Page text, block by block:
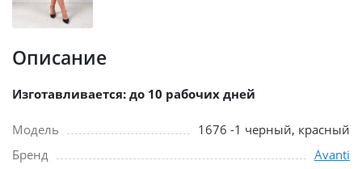
Описание
Изготавливается: до 10 рабочих дней
Модель
1676 -1 черный, красный
Бренд
Avanti